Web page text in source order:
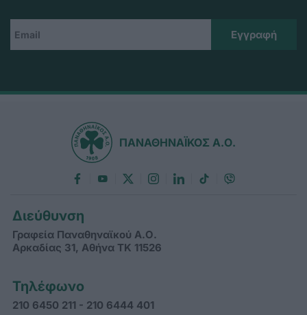
ΠΑΝΑΘΗΝΑΪΚΟΣ Α.Ο.
Διεύθυνση
Γραφεία Παναθηναϊκού Α.Ο.
Αρκαδίας 31, Αθήνα ΤΚ 11526
Τηλέφωνο
210 6450 211 - 210 6444 401